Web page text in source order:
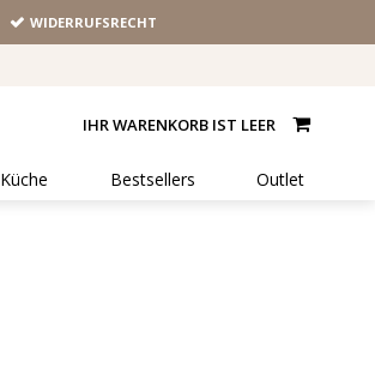
WIDERRUFSRECHT
IHR WARENKORB IST LEER
Küche Bestsellers Outlet